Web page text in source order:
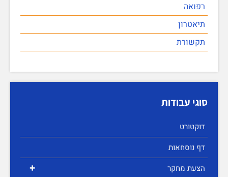
רפואה
תיאטרון
תקשורת
סוגי עבודות
דוקטורט
דף נוסחאות
+ הצעת מחקר